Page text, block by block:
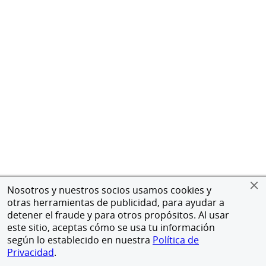
Nosotros y nuestros socios usamos cookies y
otras herramientas de publicidad, para ayudar a
detener el fraude y para otros propósitos. Al usar
este sitio, aceptas cómo se usa tu información
según lo establecido en nuestra Política de
Privacidad.